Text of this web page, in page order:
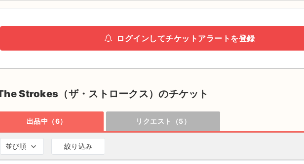
ログインしてチケットアラートを登録
Strokes（ザ・ストロークス）のチケット
出品中（6） リクエスト（5）
並び順 絞り込み